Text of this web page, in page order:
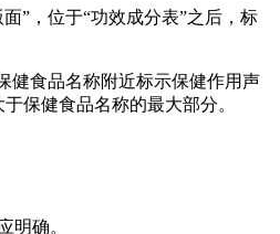
”，位于“功效成分表”之后，标
健食品名称附近标示保健作用声
保健食品名称的最大部分。
明确。